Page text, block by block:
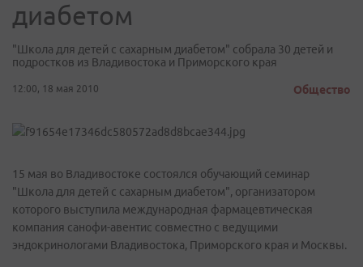
диабетом
"Школа для детей с сахарным диабетом" собрала 30 детей и
подростков из Владивостока и Приморского края
12:00, 18 мая 2010 Общество
15 мая во Владивостоке состоялся обучающий семинар
"Школа для детей с сахарным диабетом", организатором
которого выступила международная фармацевтическая
компания санофи-авентис совместно с ведущими
эндокринологами Владивостока, Приморского края и Москвы.